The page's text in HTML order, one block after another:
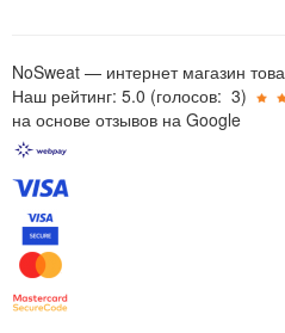
NoSweat — интернет магазин
Наш рейтинг: 5.0 (голосов: 3)
на основе отзывов на Google